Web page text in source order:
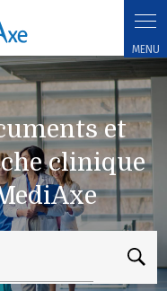
documents et conseils en
et
clinique